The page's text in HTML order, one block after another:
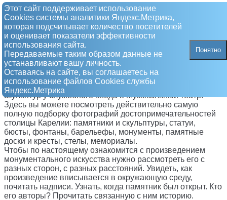
Этот сайт поддерживает использование
Сookies системы аналитики Яндекс.Метрика,
которая подсчитывает количество посетителей
и оценивает показатели эффективности
использования сайта.
Передаваемые таким образом данные не
устанавливают вашу личность.
Оставаясь на сайте, вы соглашаетесь на
использование файлов Сookies службы
Яндекс.Метрика
Понятно
Сколько памятников в
Петрозаводске?
Казалось бы, запусти поисковик и ответ
будет получен. Не счесть сайтов, которые
громко объявляют, что на них можно
увидеть все памятники Петрозаводска. Обычно там
находится десяток фотографий с набережной и памятник
Ленину. Даже во всезнающей Вике нет, например,
скульптур у служебного входа в Музыкальный театр.
Здесь вы можете посмотреть действительно самую
полную подборку фотографий достопримечательностей
столицы Карелии: памятники и скульптуры, статуи,
бюсты, фонтаны, барельефы, монументы, памятные
доски и кресты, стелы, мемориалы.
Чтобы по настоящему ознакомится с произведением
монументального искусства нужно рассмотреть его с
разных сторон, с разных расстояний. Увидеть, как
произведение вписывается в окружающую среду,
почитать надписи. Узнать, когда памятник был открыт. Кто
его авторы? Прочитать связанную с ним историю.